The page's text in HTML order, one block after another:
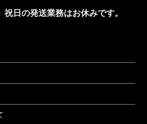
日の発送業務はお休みです。